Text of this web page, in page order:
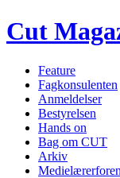
Cut
Feature
Fagkonsulenten
Anmeldelser
Bestyrelsen
Hands on
Bag om CUT
Arkiv